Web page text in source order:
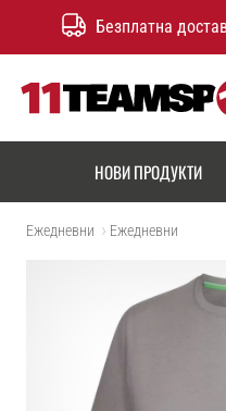
Безплатна
НОВИ ПРОДУКТИ
Ежедневни Ежедневни